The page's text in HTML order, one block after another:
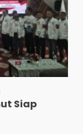
Siap
Medan